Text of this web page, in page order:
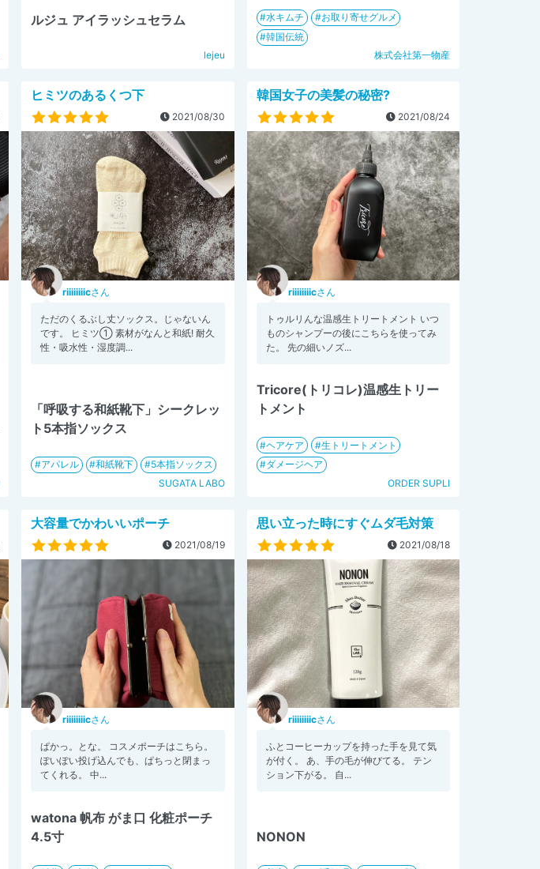
ルジュ アイラッシュセラム
lejeu
水キムチ
お取り寄せグルメ
韓国伝統
株式会社第一物産
ヒミツのあるくつ下
2021/08/30
riiiiiiiicさん
ただのくるぶし丈ソックス。じゃないん
です。 ヒミツ① 素材がなんと和紙! 耐久
性・吸水性・湿度調...
「呼吸する和紙靴下」シークレッ
ト5本指ソックス
アパレル 和紙靴下
5本指ソックス
SUGATA LABO
韓国女子の美髪の秘密?
2021/08/24
riiiiiiiicさん
トゥルリんな温感生トリートメント いつ
ものシャンプーの後にこちらを使ってみ
た。 先の細いノズ...
Tricore(トリコレ)温感生トリー
トメント
ヘアケア
生トリートメント
ダメージヘア
ORDER SUPLI
大容量でかわいいポーチ
2021/08/19
riiiiiiiicさん
ぱかっ。とな。 コスメポーチはこちら。
ぽいぽい投げ込んでも、ぱちっと閉まっ
てくれる。 中...
watona 帆布 がま口 化粧ポーチ
4.5寸
思い立った時にすぐムダ毛対策
2021/08/18
riiiiiiiicさん
ふとコーヒーカップを持った手を見て気
が付く。 あ、手の毛が伸びてる。 テン
ション下がる。 自...
NONON